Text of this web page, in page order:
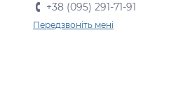
+38 (095) 291-71-91
Передзвоніть мені